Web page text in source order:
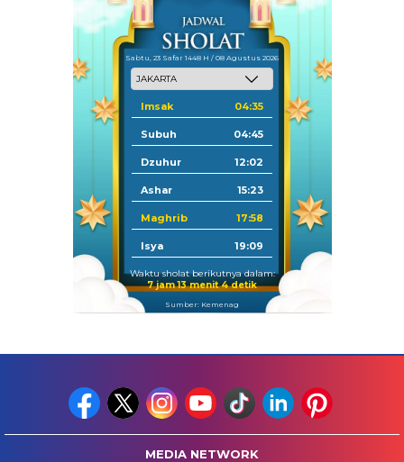
Sabtu, 23 Safar 1448 H / 08 Agustus 2026
Imsak 04:35
Subuh 04:45
Dzuhur 12:02
Ashar 15:23
Maghrib 17:58
Isya 19:09
Waktu sholat berikutnya dalam:
7 jam 13 menit 3 detik
Sumber: Kemenag
MEDIA NETWORK